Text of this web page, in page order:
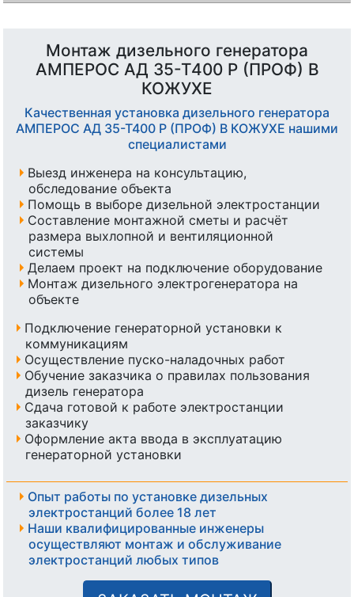
Монтаж дизельного генератора
АМПЕРОС АД 35-Т400 Р (ПРОФ) В
КОЖУХЕ
Качественная установка дизельного генератора
АМПЕРОС АД 35-Т400 Р (ПРОФ) В КОЖУХЕ нашими
специалистами
Выезд инженера на консультацию,
обследование объекта
Помощь в выборе дизельной электростанции
Составление монтажной сметы и расчёт
размера выхлопной и вентиляционной
системы
Делаем проект на подключение оборудование
Монтаж дизельного электрогенератора на
объекте
Подключение генераторной установки к
коммуникациям
Осуществление пуско-наладочных работ
Обучение заказчика о правилах пользования
дизель генератора
Сдача готовой к работе электростанции
заказчику
Оформление акта ввода в эксплуатацию
генераторной установки
Опыт работы по установке дизельных
электростанций более 18 лет
Наши квалифицированные инженеры
осуществляют монтаж и обслуживание
электростанций любых типов